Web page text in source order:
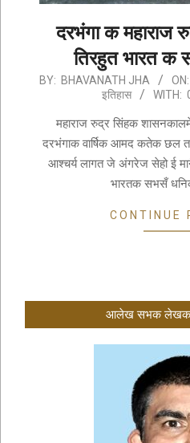
दरभंगा क महाराज
तिरहुत भारत क
2019-
BY: BHAVANATH JHA ON:
इतिहास
WITH:
महाराज रुद्र सिंहक
दरभंगाक वार्षिक आमद कतेक छल
आश्चर्य लागत जे अंगरेज सेहो ई
भारतक सभसँ
CONTINUE
आलेख सभक लेखक-